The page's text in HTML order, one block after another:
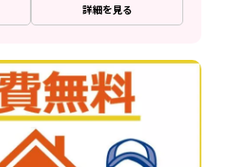
詳細を見る